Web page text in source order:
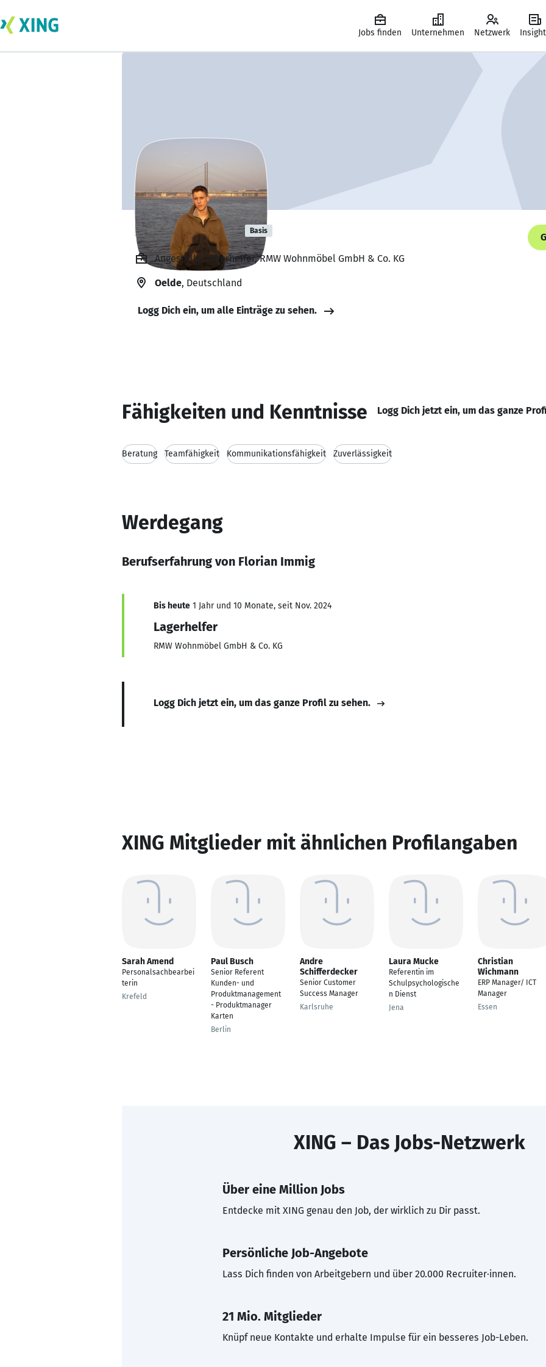
Jobs finden Unternehmen Netzwerk
Florian Immig Basis
Angestellt, Lagerhelfer, RMW Wohnmöbel GmbH & Co. KG
Oelde, Deutschland
Logg Dich ein, um alle Einträge zu sehen.
Fähigkeiten und Kenntnisse Logg Dich jetzt ein, um das ganze
Beratung Teamfähigkeit Kommunikationsfähigkeit Zuverlässigkeit
Werdegang
Berufserfahrung von Florian Immig
Bis heute 1 Jahr und 10 Monate, seit Nov. 2024
Lagerhelfer
RMW Wohnmöbel GmbH & Co. KG
Logg Dich jetzt ein, um das ganze Profil zu sehen.
XING Mitglieder mit ähnlichen Profilangaben
Sarah Amend
Personalsachbearbei
terin
Krefeld
Paul Busch
Senior Referent
Kunden- und
Produktmanagement
- Produktmanager
Karten
Berlin
Andre
Schifferdecker
Senior Customer
Success Manager
Karlsruhe
Laura Mucke
Referentin im
Schulpsychologische
n Dienst
Jena
Christian
Wichmann
ERP Manager/ ICT
Manager
Essen
XING – Das Jobs-Netzwerk
Über eine Million Jobs
Entdecke mit XING genau den Job, der wirklich zu Dir passt.
Persönliche Job-Angebote
Lass Dich finden von Arbeitgebern und über 20.000 Recruiter·innen.
21 Mio. Mitglieder
Knüpf neue Kontakte und erhalte Impulse für ein besseres Job-Leben.